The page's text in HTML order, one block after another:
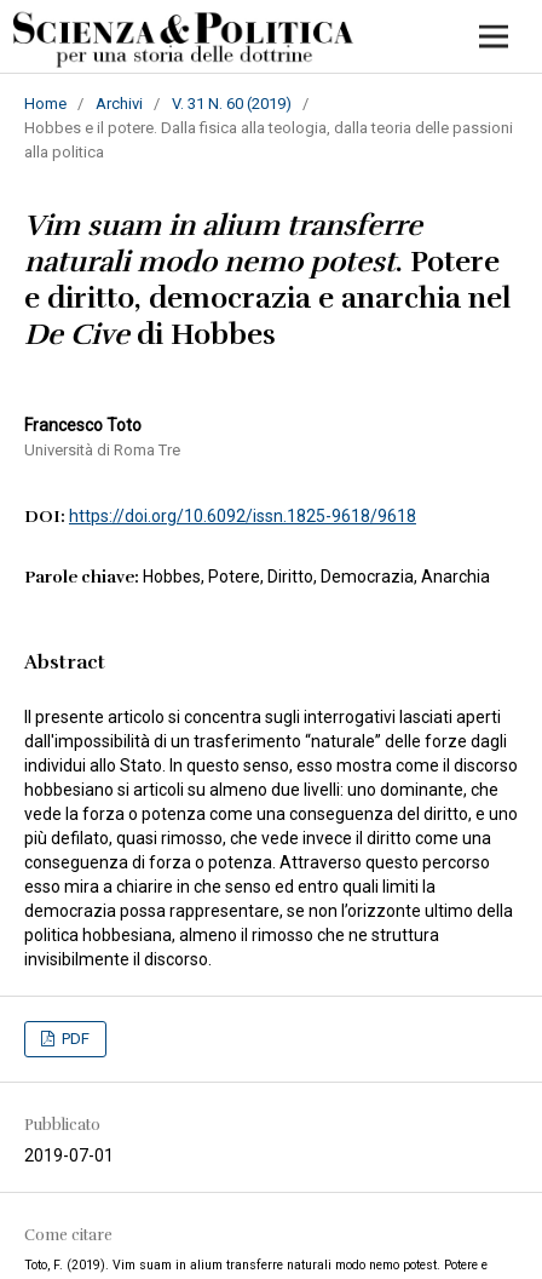
Home / Archivi / V. 31 N. 60 (2019)
/
Hobbes e il potere. Dalla fisica alla teologia, dalla teoria delle passioni
alla politica
Vim suam in alium transferre
naturali modo nemo potest. Potere
e diritto, democrazia e anarchia nel
De Civedi Hobbes
Francesco Toto
Università di Roma Tre
DOI: https://doi.org/10.6092/issn.1825-9618/9618
Parole chiave: Hobbes, Potere, Diritto, Democrazia, Anarchia
Abstract
Il presente articolo si concentra sugli interrogativi lasciati aperti
dall'impossibilità di un trasferimento “naturale” delle forze dagli
individui allo Stato. In questo senso, esso mostra come il discorso
hobbesiano si articoli su almeno due livelli: uno dominante, che
vede la forza o potenza come una conseguenza del diritto, e uno
più defilato, quasi rimosso, che vede invece il diritto come una
conseguenza di forza o potenza. Attraverso questo percorso
esso mira a chiarire in che senso ed entro quali limiti la
democrazia possa rappresentare, se non l’orizzonte ultimo della
politica hobbesiana, almeno il rimosso che ne struttura
invisibilmente il discorso.
PDF
Pubblicato
2019-07-01
Come citare
Toto, F. (2019). Vim suam in alium transferre naturali modo nemo potest. Potere e